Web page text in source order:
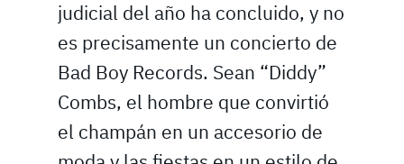
judicial del año ha concluido, y no
es precisamente un concierto de
Bad Boy Records. Sean “Diddy”
Combs, el hombre que convirtió
el champán en un accesorio de